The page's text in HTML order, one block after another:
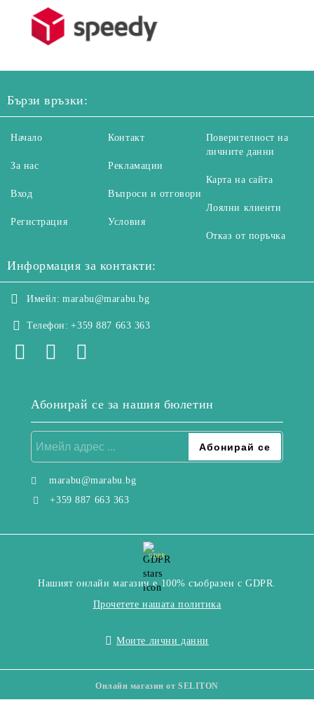
Бързи връзки:
Начало
За нас
Вход
Регистрация
Контакт
Рекламации
Въпроси и отговори
Условия
Поверителност на
личните данни
Карта на сайта
Лоялни клиенти
Отказ от поръчка
Информация за контакти:
Имейл: marabu@marabu.bg
Телефон: +359 887 663 363
Абонирай се за нашия бюлетин
marabu@marabu.bg
+359 887 663 363
GDPR
Нашият онлайн магазин е 100% съобразен с GDPR.
Прочетете нашата политика
Моите лични данни
Онлайн магазин от SELITON